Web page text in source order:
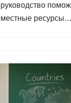
руководство
местные ресурсы…